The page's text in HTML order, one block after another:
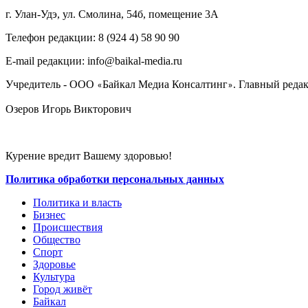
г. Улан-Удэ, ул. Смолина, 54б, помещение 3А
Телефон редакции: ‎‎8 (924 4) 58 90 90
E-mail редакции: info@baikal-media.ru
Учредитель - ООО «Байкал Медиа Консалтинг». Главный
Озеров Игорь Викторович
Курение вредит Вашему здоровью!
Политика обработки персональных данных
Политика и власть
Бизнес
Происшествия
Общество
Cпорт
Здоровье
Культура
Город живёт
Байкал